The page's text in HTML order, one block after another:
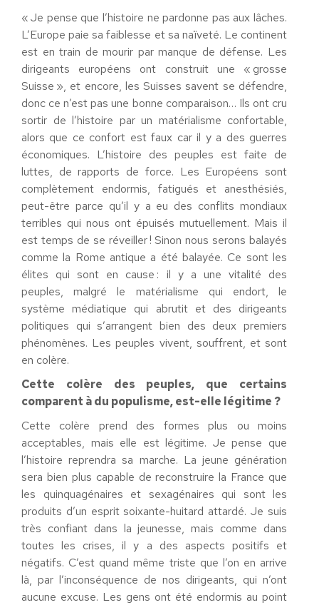
« Je pense que l’histoire ne pardonne pas aux lâches.
L’Europe paie sa faiblesse et sa naïveté. Le continent
est en train de mourir par manque de défense. Les
dirigeants européens ont construit une « grosse
Suisse », et encore, les Suisses savent se défendre,
donc ce n’est pas une bonne comparaison… Ils ont cru
sortir de l’histoire par un matérialisme confortable,
alors que ce confort est faux car il y a des guerres
économiques. L’histoire des peuples est faite de
luttes, de rapports de force. Les Européens sont
complètement endormis, fatigués et anesthésiés,
peut-être parce qu’il y a eu des conflits mondiaux
terribles qui nous ont épuisés mutuellement. Mais il
est temps de se réveiller ! Sinon nous serons balayés
comme la Rome antique a été balayée. Ce sont les
élites qui sont en cause : il y a une vitalité des
peuples, malgré le matérialisme qui endort, le
système médiatique qui abrutit et des dirigeants
politiques qui s’arrangent bien des deux premiers
phénomènes. Les peuples vivent, souffrent, et sont
en colère.
Cette colère des peuples, que certains
comparent à du populisme, est-elle légitime ?
Cette colère prend des formes plus ou moins
acceptables, mais elle est légitime. Je pense que
l’histoire reprendra sa marche. La jeune génération
sera bien plus capable de reconstruire la France que
les quinquagénaires et sexagénaires qui sont les
produits d’un esprit soixante-huitard attardé. Je suis
très confiant dans la jeunesse, mais comme dans
toutes les crises, il y a des aspects positifs et
négatifs. C’est quand même triste que l’on en arrive
là, par l’inconséquence de nos dirigeants, qui n’ont
aucune excuse. Les gens ont été endormis au point